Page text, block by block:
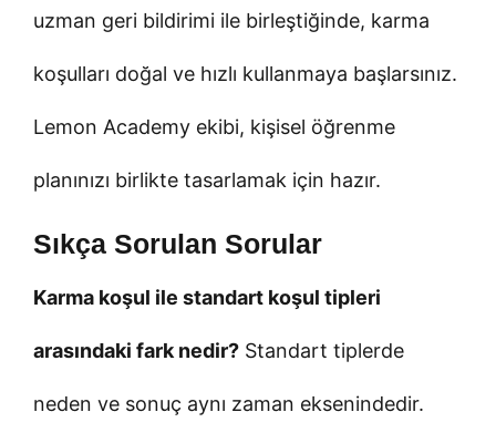
uzman geri bildirimi ile birleştiğinde, karma
koşulları doğal ve hızlı kullanmaya başlarsınız.
Lemon Academy ekibi, kişisel öğrenme
planınızı birlikte tasarlamak için hazır.
Sıkça Sorulan Sorular
Karma koşul ile standart koşul tipleri
arasındaki fark nedir? Standart tiplerde
neden ve sonuç aynı zaman eksenindedir.